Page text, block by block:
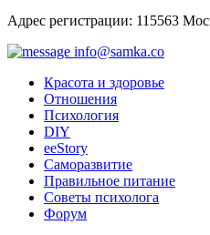
Адрес регистрации: 115563
info@samka.co
Красота и здоровье
Отношения
Психология
DIY
ееStory
Саморазвитие
Правильное питание
Советы психолога
Форум